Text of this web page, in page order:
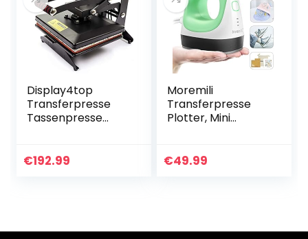
Display4top
Transferpresse
Tassenpresse
Transferpresse
€192.99
Moremili
Transferpresse
Plotter, Mini
Heißpresse
€49.99